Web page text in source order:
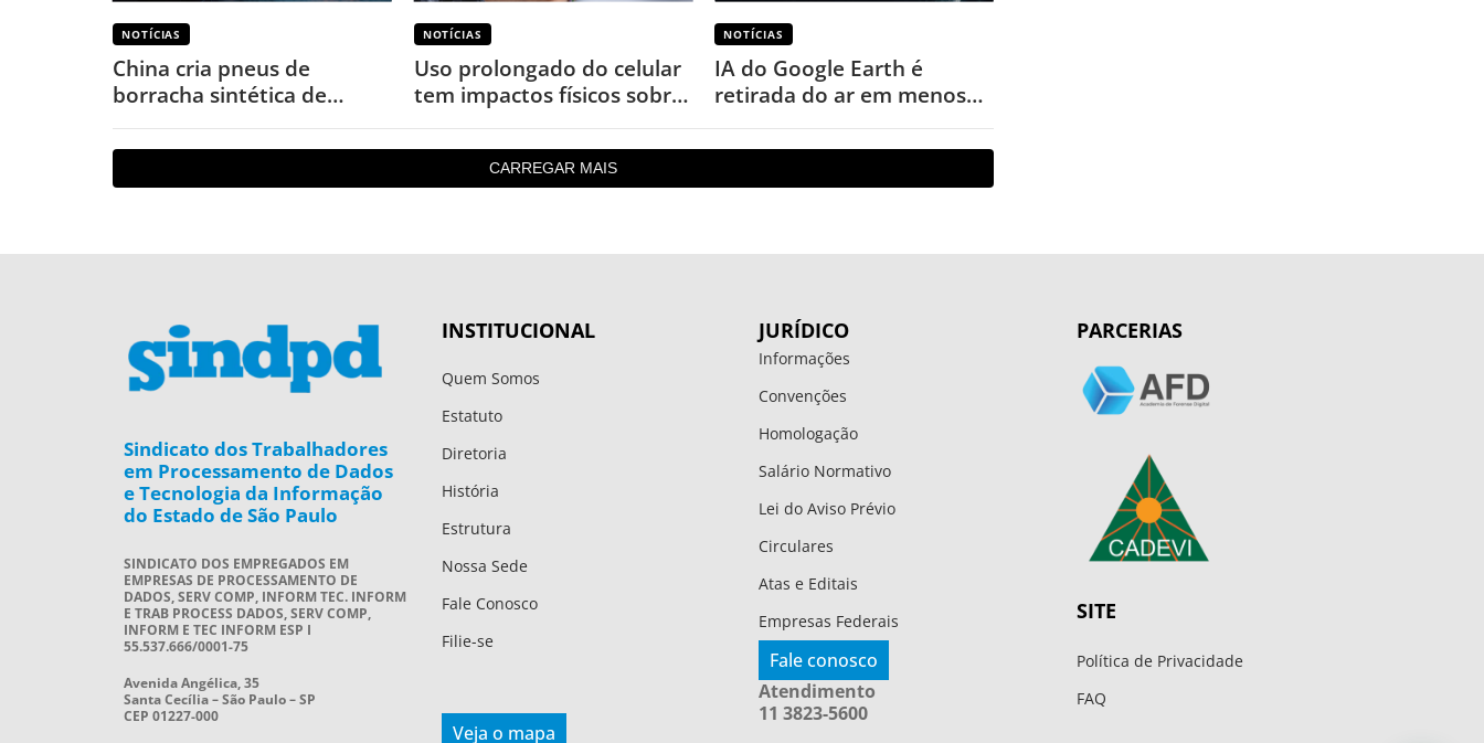
NOTÍCIAS
China cria pneus de
borracha sintética de
terras-raras para veículos
elétricos
NOTÍCIAS
Uso prolongado do celular
tem impactos físicos sobre
o corpo
NOTÍCIAS
IA do Google Earth é
retirada do ar em menos
de um dia após uso
inesperado
CARREGAR MAIS
Sindicato dos Trabalhadores
em Processamento de Dados
e Tecnologia da Informação
do Estado de São Paulo
SINDICATO DOS EMPREGADOS EM
EMPRESAS DE PROCESSAMENTO DE
DADOS, SERV COMP, INFORM TEC. INFORM
E TRAB PROCESS DADOS, SERV COMP,
INFORM E TEC INFORM ESP I
55.537.666/0001-75
Avenida Angélica, 35
Santa Cecília – São Paulo – SP
CEP 01227-000
INSTITUCIONAL
Quem Somos
Estatuto
Diretoria
História
Estrutura
Nossa Sede
Fale Conosco
Filie-se
Veja o mapa
JURÍDICO
Informações
Convenções
Homologação
Salário Normativo
Lei do Aviso Prévio
Circulares
Atas e Editais
Empresas Federais
Fale conosco
Atendimento
11 3823-5600
PARCERIAS
SITE
Política de Privacidade
FAQ